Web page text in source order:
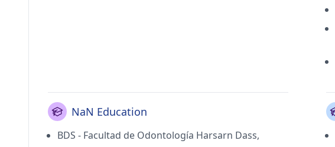
NaN Education
BDS - Facultad de Odontología Harsarn Dass,